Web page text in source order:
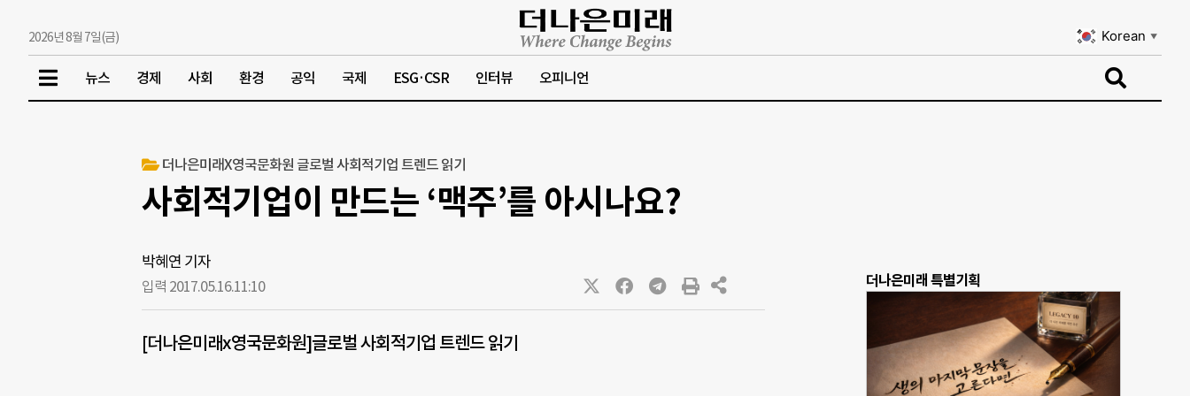
2026년 8월 7일(금) Korean ▼
뉴스 경제 사회 환경 공익 국제 ESG·CSR 인터뷰 오피니언
더나은미래X영국문화원 글로벌 사회적기업 트렌드 읽기
사회적기업이 만드는 ‘맥주’를 아시나요?
박혜연 기자
입력 2017.05.16.11:10
[더나은미래x영국문화원]글로벌 사회적기업 트렌드 읽기
더나은미래 특별기획